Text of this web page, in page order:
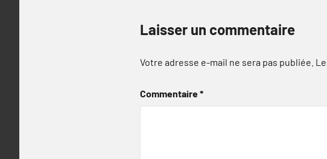
Laisser un commentaire
Votre adresse e-mail ne sera pas publiée.
Commentaire*